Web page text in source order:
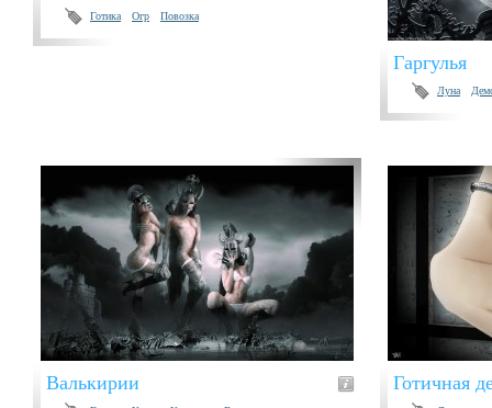
Готика Огр Повозка
Гаргулья
Луна
Валькирии Готичная